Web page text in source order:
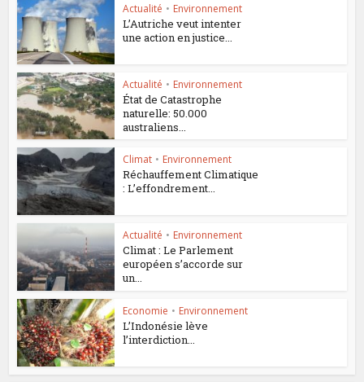
Actualité • Environnement
L’Autriche veut intenter
une action en justice...
Actualité • Environnement
État de Catastrophe
naturelle: 50.000
australiens...
Climat • Environnement
Réchauffement Climatique
: L’effondrement...
Actualité • Environnement
Climat : Le Parlement
européen s’accorde sur
un...
Economie • Environnement
L’Indonésie lève
l’interdiction...